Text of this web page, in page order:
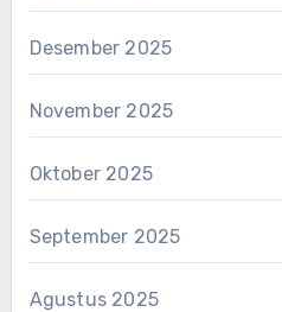
Desember 2025
November 2025
Oktober 2025
September 2025
Agustus 2025